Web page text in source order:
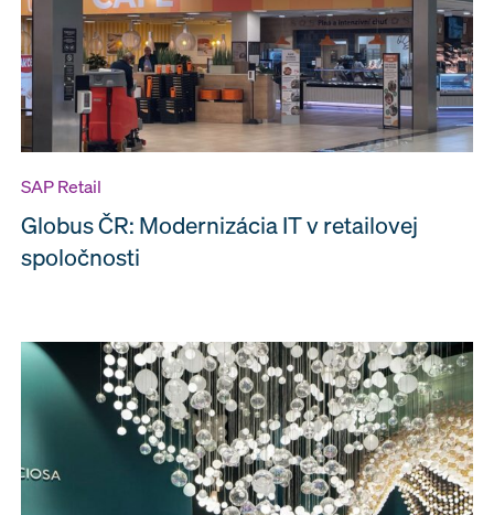
SAP Retail
Globus ČR: Modernizácia IT v retailovej
spoločnosti